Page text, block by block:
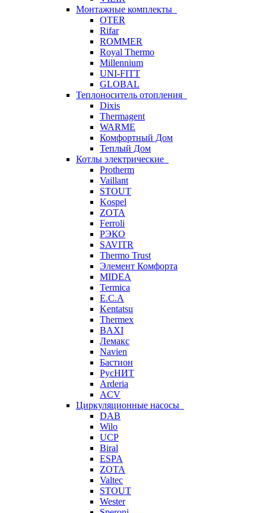
Монтажные комплекты
OTER
Rifar
ROMMER
Royal Thermo
Millennium
UNI-FITT
GLOBAL
Теплоноситель отопления
Dixis
Thermagent
WARME
Комфортный Дом
Теплый Дом
Котлы электрические
Protherm
Vaillant
STOUT
Kospel
ZOTA
Ferroli
РЭКО
SAVITR
Thermo Trust
Элемент Комфорта
MIDEA
Termica
E.C.A
Kentatsu
Thermex
BAXI
Лемакс
Navien
Бастион
РусНИТ
Arderia
ACV
Циркуляционные насосы
DAB
Wilo
UCP
Biral
ESPA
ZOTA
Valtec
STOUT
Wester